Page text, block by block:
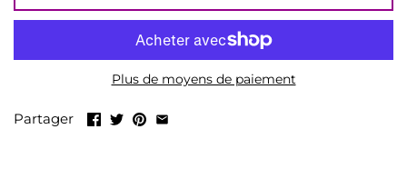
Plus de moyens de paiement
Partager